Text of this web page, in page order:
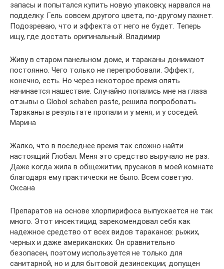
запасы и попытался купить новую упаковку, нарвался на
подделку. Гель совсем другого цвета, по-другому пахнет.
Подозреваю, что и эффекта от него не будет. Теперь
ищу, где достать оригинальный. Владимир
Живу в старом панельном доме, и тараканы донимают
постоянно. Чего только не перепробовали. Эффект,
конечно, есть. Но через некоторое время опять
начинается нашествие. Случайно попались мне на глаза
отзывы о Globol schaben paste, решила попробовать.
Тараканы в результате пропали и у меня, и у соседей.
Марина
Жалко, что в последнее время так сложно найти
настоящий Глобал. Меня это средство выручало не раз.
Даже когда жила в общежитии, прусаков в моей комнате
благодаря ему практически не было. Всем советую.
Оксана
Препаратов на основе хлорпирифоса выпускается не так
много. Этот инсектицид зарекомендовал себя как
надежное средство от всех видов тараканов: рыжих,
черных и даже американских. Он сравнительно
безопасен, поэтому используется не только для
санитарной, но и для бытовой дезинсекции; допущен